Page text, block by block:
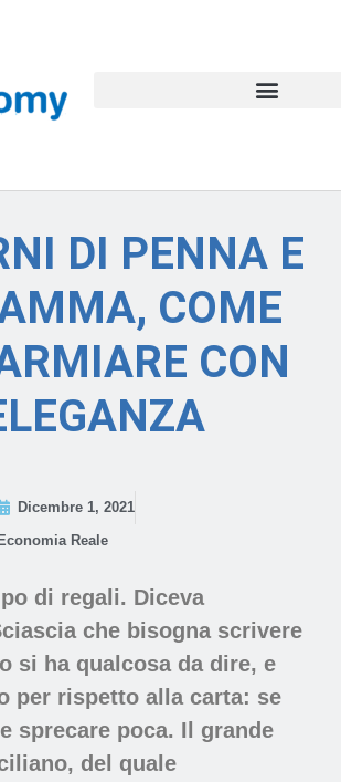
DI PENNA E
COME
CON
Dicembre 1, 2021
Economia Reale
di regali. Diceva
che bisogna scrivere
si ha qualcosa da dire, e
per rispetto alla carta: se
sprecare poca. Il grande
del quale